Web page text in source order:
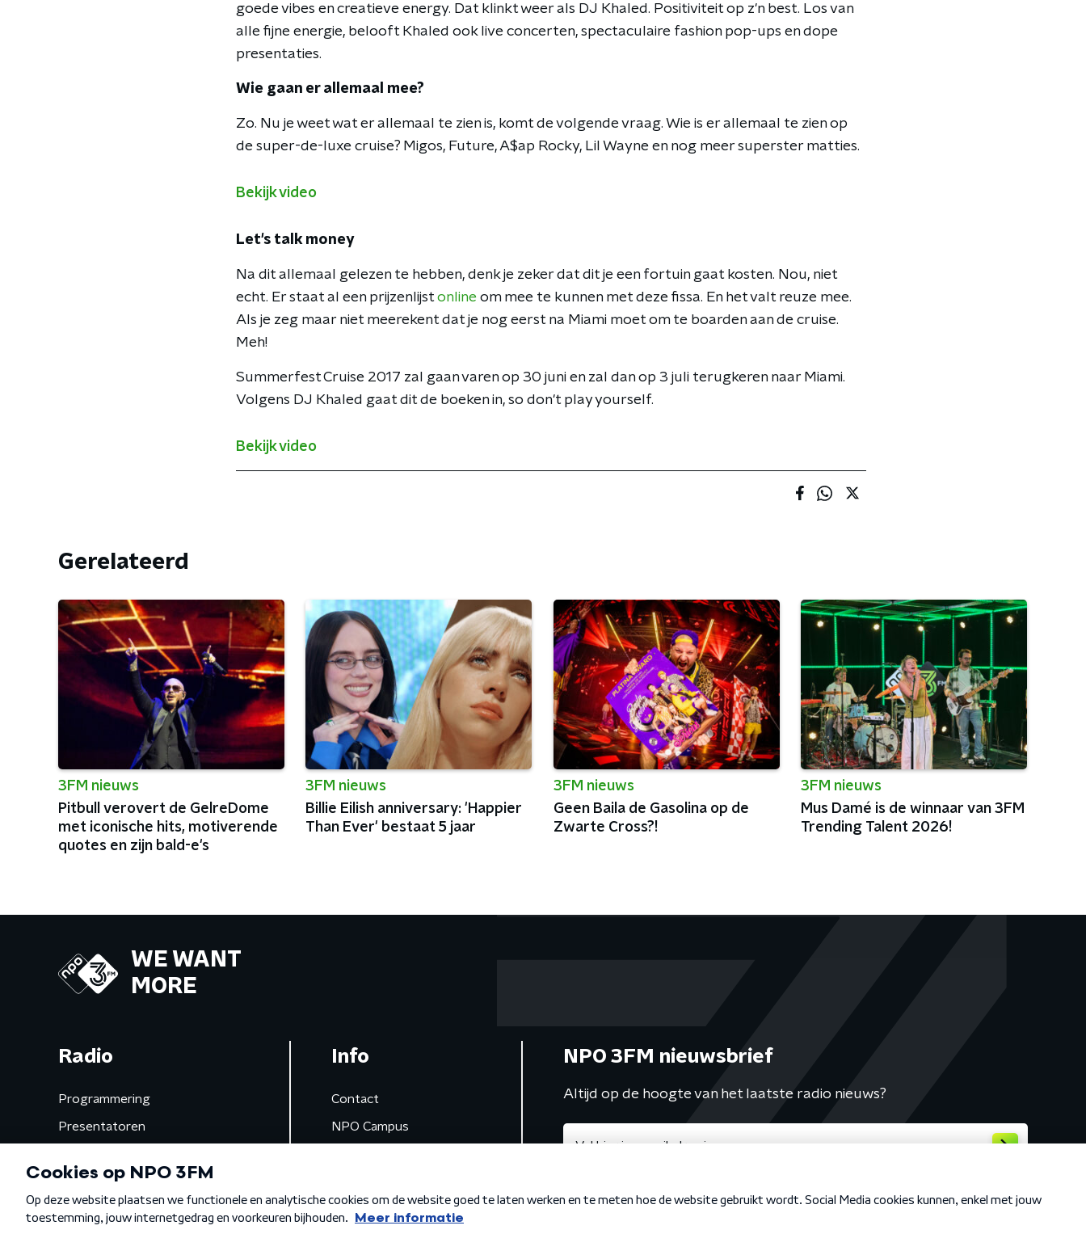
goede vibes en creatieve energy. Dat klinkt weer als DJ Khaled. Positiviteit op z'n best. Los van
alle fijne energie, belooft Khaled ook live concerten, spectaculaire fashion pop-ups en dope
presentaties.
Wie gaan er allemaal mee?
Zo. Nu je weet wat er allemaal te zien is, komt de volgende vraag. Wie is er allemaal te zien op
de super-de-luxe cruise? Migos, Future, A$ap Rocky, Lil Wayne en nog meer superster matties.
Bekijk video
Let's talk money
Na dit allemaal gelezen te hebben, denk je zeker dat dit je een fortuin gaat kosten. Nou, niet
echt. Er staat al een prijzenlijst online om mee te kunnen met deze fissa. En het valt reuze mee.
Als je zeg maar niet meerekent dat je nog eerst na Miami moet om te boarden aan de cruise.
Meh!
Summerfest Cruise 2017 zal gaan varen op 30 juni en zal dan op 3 juli terugkeren naar Miami.
Volgens DJ Khaled gaat dit de boeken in, so don't play yourself.
Bekijk video
Gerelateerd
3FM nieuws
Pitbull verovert de GelreDome
met iconische hits, motiverende
quotes en zijn bald-e's
3FM nieuws
Billie Eilish anniversary: 'Happier
Than Ever' bestaat 5 jaar
3FM nieuws
Geen Baila de Gasolina op de
Zwarte Cross?!
3FM nieuws
Mus Damé is de winnaar van 3FM
Trending Talent 2026!
WE WANT
MORE
Radio
Programmering
Presentatoren
Gemist
Info
Contact
NPO Campus
NPO 3FM nieuwsbrief
Altijd op de hoogte van het laatste radio nieuws?
Algemene voorwaarden Privacybeleid